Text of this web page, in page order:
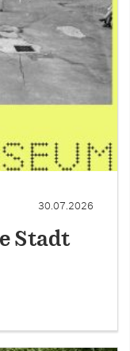
30.07.2026
Stadt